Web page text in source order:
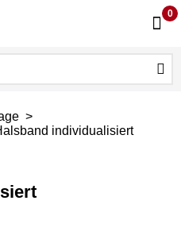
0
>
individualisiert